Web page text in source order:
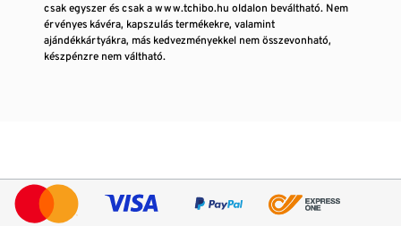
csak egyszer és csak a www.tchibo.hu oldalon beváltható. Nem
érvényes kávéra, kapszulás termékekre, valamint
ajándékkártyákra, más kedvezményekkel nem összevonható,
készpénzre nem váltható.